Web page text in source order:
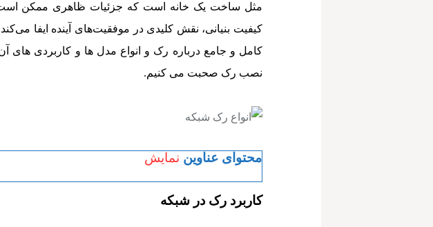
مثل ساخت یک خانه است که جزئیات ظاهری ممکن است
کیفیت بنیانی، نقش کلیدی در موفقیت‌های آینده ایفا
کامل و جامع درباره رک و انواع مدل ها و کاربردی های
نصب رک صحبت می کنیم.
محتوای عناوین نمایش
کاربرد رک در شبکه